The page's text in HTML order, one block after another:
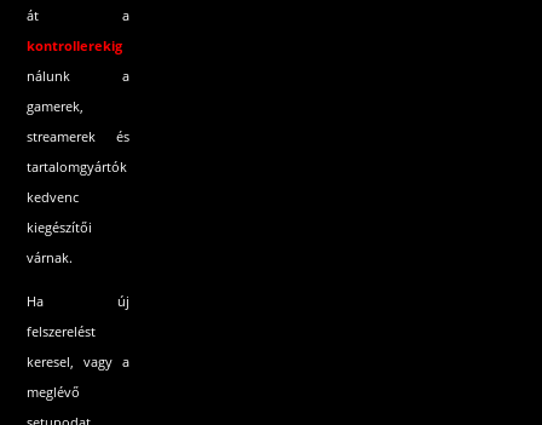
át a
kontrollerekig
nálunk a
gamerek,
streamerek és
tartalomgyártók
kedvenc
kiegészítői
várnak.
Ha új
felszerelést
keresel, vagy a
meglévő